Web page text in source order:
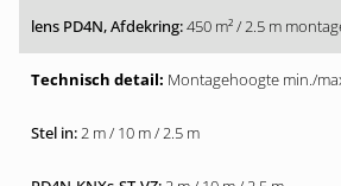
450 m² / 2.5 m
Montagehoogte min./
2 m / 10 m / 2.5 m